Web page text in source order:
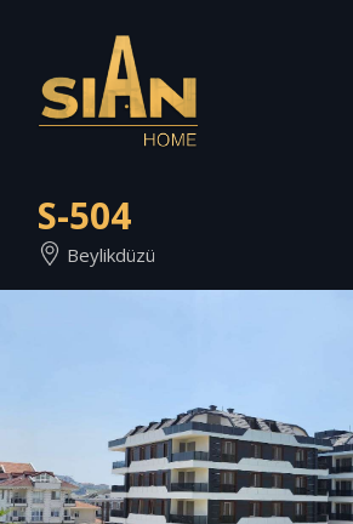
S-504
Beylikdüzü